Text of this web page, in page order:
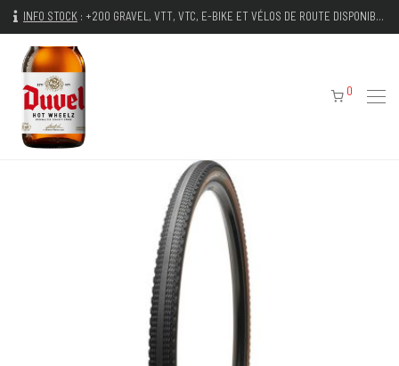
INFO STOCK : +200 GRAVEL, VTT, VTC, E-BIKE ET VÉLOS DE ROUTE DISPONIBLES IMMÉDIATEMENT
0